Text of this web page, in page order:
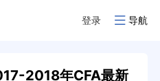
登录 导航
2018年CFA最新